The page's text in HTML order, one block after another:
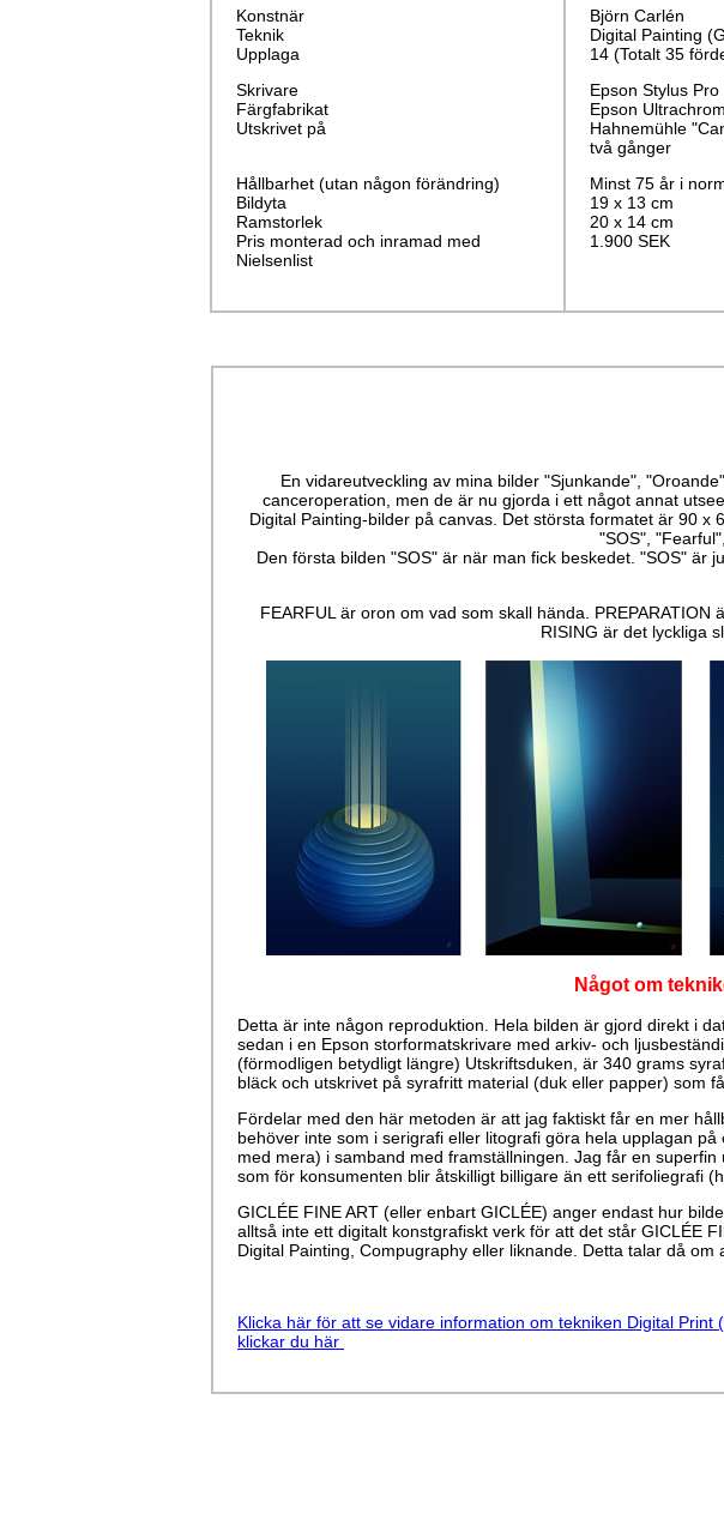
Konstnär
Teknik
Upplaga
Skrivare
Färgfabrikat
Utskrivet på
Hållbarhet (utan någon förändring)
Bildyta
Ramstorlek
Pris monterad och inramad med
Nielsenlist
Björn Carlén
Digital Painting
14 (Totalt 35
Epson Stylus Pro
Epson
Hahnemühle
två gånger
Minst 75 år i
19 x 13 cm
20 x 14 cm
1.900 SEK
En vidareutveckling av mina bilder "Sjunkande",
canceroperation, men de är nu gjorda i ett något annat
Digital Painting-bilder på canvas. Det största formatet är 90
"SOS",
Den första bilden "SOS" är när man fick beskedet. "SOS" är
FEARFUL är oron om vad som skall hända.
RISING är det lyckliga
Något om
Detta är inte någon reproduktion. Hela bilden är gjord direkt i
sedan i en Epson storformatskrivare med arkiv- och
(förmodligen betydligt längre) Utskriftsduken, är 340 grams
bläck och utskrivet på syrafritt material (duk eller papper) som
Fördelar med den här metoden är att jag faktiskt får en mer
behöver inte som i serigrafi eller litografi göra hela upplagan
med mera) i samband med framställningen. Jag får en
som för konsumenten blir åtskilligt billigare än ett serifoliegrafi
GICLÉE FINE ART (eller enbart GICLÉE) anger endast hur
alltså inte ett digitalt konstgrafiskt verk för att det står GICLÉE
Digital Painting, Compugraphy eller liknande. Detta talar då om
Klicka här för att se vidare information om tekniken Digital Print
klickar du här